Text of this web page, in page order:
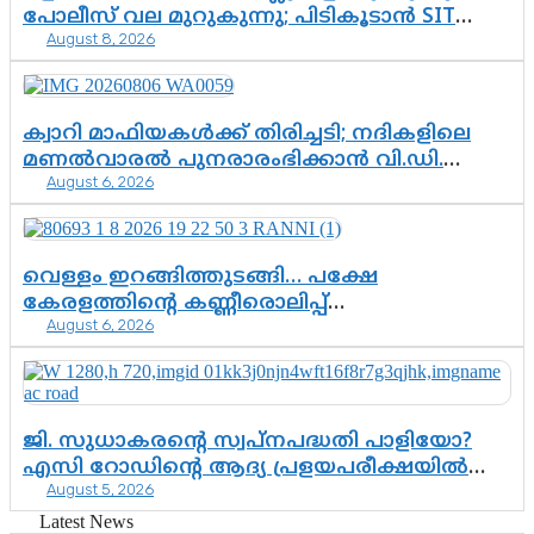
പോലീസ് വല മുറുകുന്നു; പിടികൂടാൻ SIT
രംഗത്ത്. ഇനി ചോദ്യം ആയങ്കി എവിടെ
എന്നത് മാത്രം അല്ല—ആയങ്കി
കസ്റ്റഡിയിലായാൽ പുറത്തുവരുക
എന്തൊക്കെ വിവരങ്ങൾ?”
August 8, 2026
ക്വാറി മാഫിയകൾക്ക് തിരിച്ചടി; നദികളിലെ
മണൽവാരൽ പുനരാരംഭിക്കാൻ വി.ഡി.
സർക്കാർ തീരുമാനം
August 6, 2026
വെള്ളം ഇറങ്ങിത്തുടങ്ങി… പക്ഷേ
കേരളത്തിന്റെ കണ്ണീരൊലിപ്പ്
എന്നവസാനിക്കും?
August 6, 2026
ജി. സുധാകരന്റെ സ്വപ്നപദ്ധതി പാളിയോ?
എസി റോഡിന്റെ ആദ്യ പ്രളയപരീക്ഷയിൽ
ഉയരുന്നത് ഗുരുതര ചോദ്യങ്ങൾ
August 5, 2026
Latest News